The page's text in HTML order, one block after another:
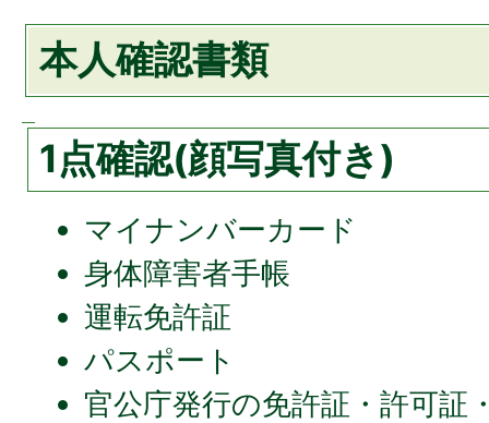
本人確認書類
1点確認(顔写真付き)
マイナンバーカード
身体障害者手帳
運転免許証
パスポート
官公庁発行の免許証・許可証